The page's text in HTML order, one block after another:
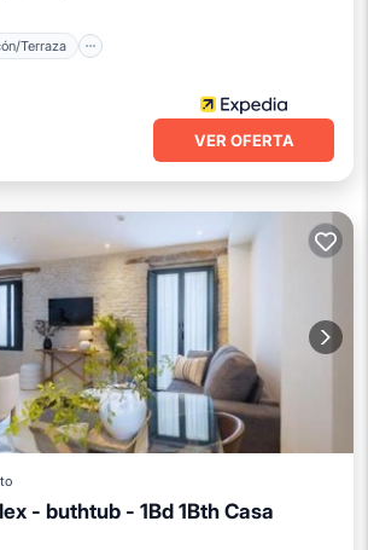
Terraza
VER OFERTA
- buthtub - 1Bd 1Bth Casa